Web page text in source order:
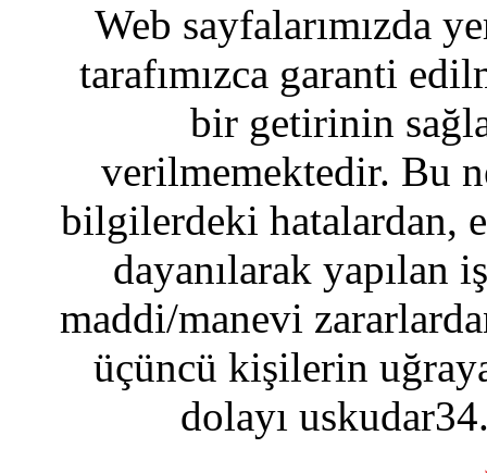
Web sayfalarımızda
tarafımızca garanti
bir getirinin
verilmemektedir. Bu
bilgilerdeki hatalardan,
dayanılarak yapılan
maddi/manevi
üçüncü kişilerin
dolayı